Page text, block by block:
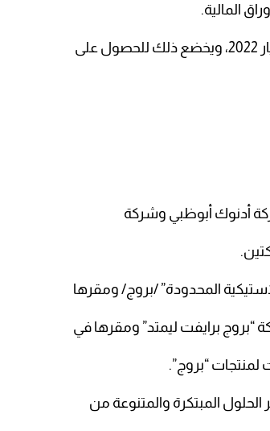
المالية.
في حين، سيبدأ الاكتتاب على أسهم الطرح بتاريخ 23 مايو/ أيار 2022، ويخضع ذلك للحصول على
المحدودة” /بروج/ ومقرها
“بروج برايفت ليمتد” ومقرها في
لمنتجات “بروج”.
الحلول المبتكرة والمتنوعة من